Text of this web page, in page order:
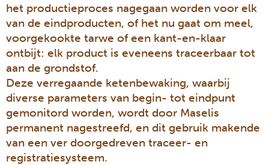
het productieproces nagegaan worden voor elk
van de eindproducten, of het nu gaat om meel,
voorgekookte tarwe of een kant-en-klaar
ontbijt: elk product is eveneens traceerbaar tot
aan de grondstof.
Deze verregaande ketenbewaking, waarbij
diverse parameters van begin- tot eindpunt
gemonitord worden, wordt door Maselis
permanent nagestreefd, en dit gebruik makende
van een ver doorgedreven traceer- en
registratiesysteem.